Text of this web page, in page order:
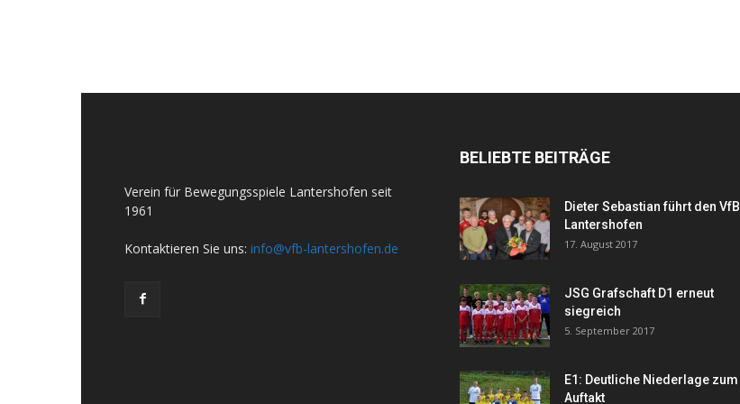
Verein für Bewegungsspiele Lantershofen seit
1961
Kontaktieren Sie uns: info@vfb-lantershofen.de
BELIEBTE BEITRÄGE
Dieter Sebastian führt den VfB
Lantershofen
17. August 2017
JSG Grafschaft D1 erneut
siegreich
5. September 2017
E1: Deutliche Niederlage zum
Auftakt